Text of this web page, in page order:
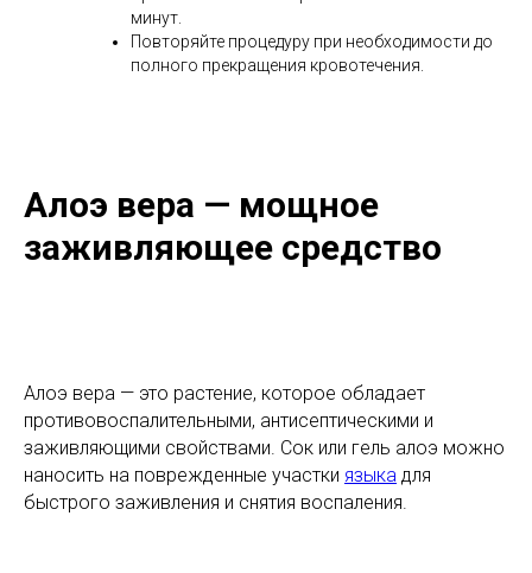
минут.
Повторяйте процедуру при необходимости до
полного прекращения кровотечения.
Алоэ вера — мощное
заживляющее средство
Алоэ вера — это растение, которое обладает
противовоспалительными, антисептическими и
заживляющими свойствами. Сок или гель алоэ можно
наносить на поврежденные участки языка для
быстрого заживления и снятия воспаления.